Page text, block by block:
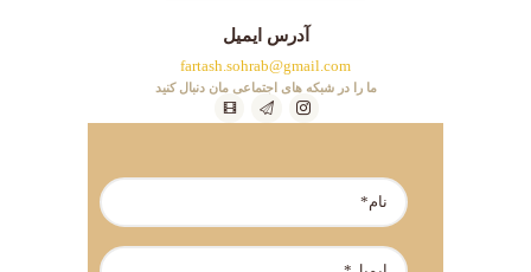
آدرس ایمیل
fartash.sohrab@gmail.com
ما را در شبکه های اجتماعی مان دنبال کنید